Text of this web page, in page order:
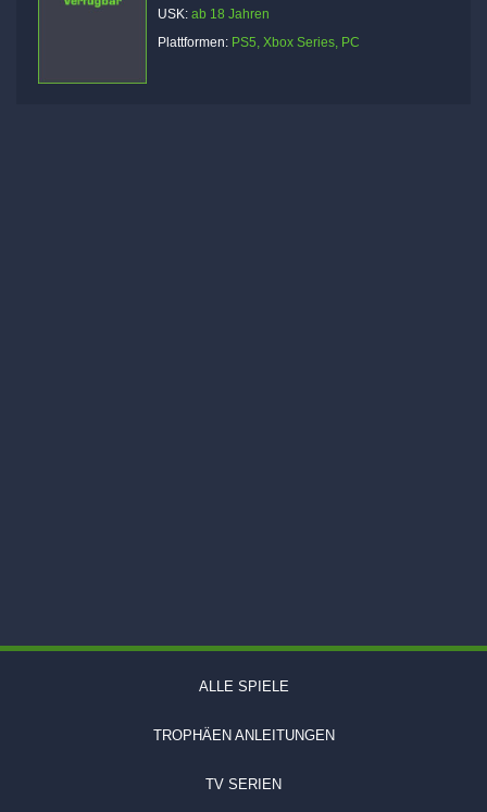
USK: ab 18 Jahren
Plattformen: PS5, Xbox Series, PC
ALLE SPIELE
TROPHÄEN ANLEITUNGEN
TV SERIEN